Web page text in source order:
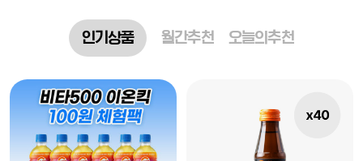
인기상품 월간추천 오늘의추천